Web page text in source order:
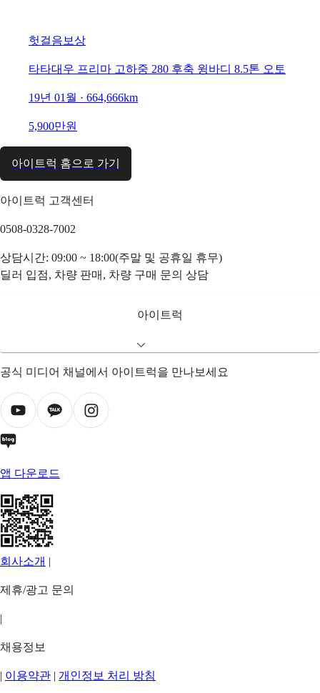
헛걸음보상
타타대우 프리마 고하중 280 후축 윙바디 8.5톤 오토
19년 01월 · 664,666km
5,900만원
아이트럭 홈으로 가기
아이트럭 고객센터
0508-0328-7002
상담시간: 09:00 ~ 18:00(주말 및 공휴일 휴무)
딜러 입점, 차량 판매, 차량 구매 문의 상담
아이트럭
공식 미디어 채널에서 아이트럭을 만나보세요
앱 다운로드
회사소개 |
제휴/광고 문의
|
채용정보
| 이용약관 | 개인정보 처리 방침